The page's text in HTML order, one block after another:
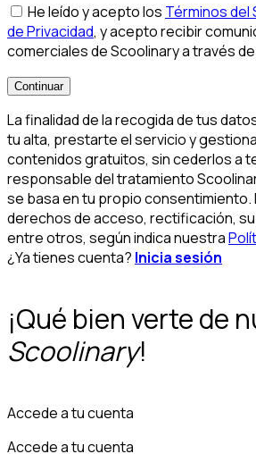
He leído y acepto los Términos del
de Privacidad, y acepto recibir
comerciales de Scoolinary a través
Continuar
La finalidad de la recogida de tus
tu alta, prestarte el servicio y
contenidos gratuitos, sin cederlos a
responsable del tratamiento
se basa en tu propio
derechos de acceso, rectificación,
entre otros, según indica nuestra
¿Ya tienes cuenta? Inicia sesión
¡Qué bien verte de
Scoolinary!
Accede a tu cuenta
Accede a tu cuenta